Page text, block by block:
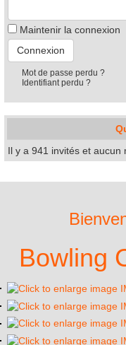
Maintenir la connexion
Mot de passe perdu ?
Identifiant perdu ?
Il y a 941 invités et aucun
Bowling